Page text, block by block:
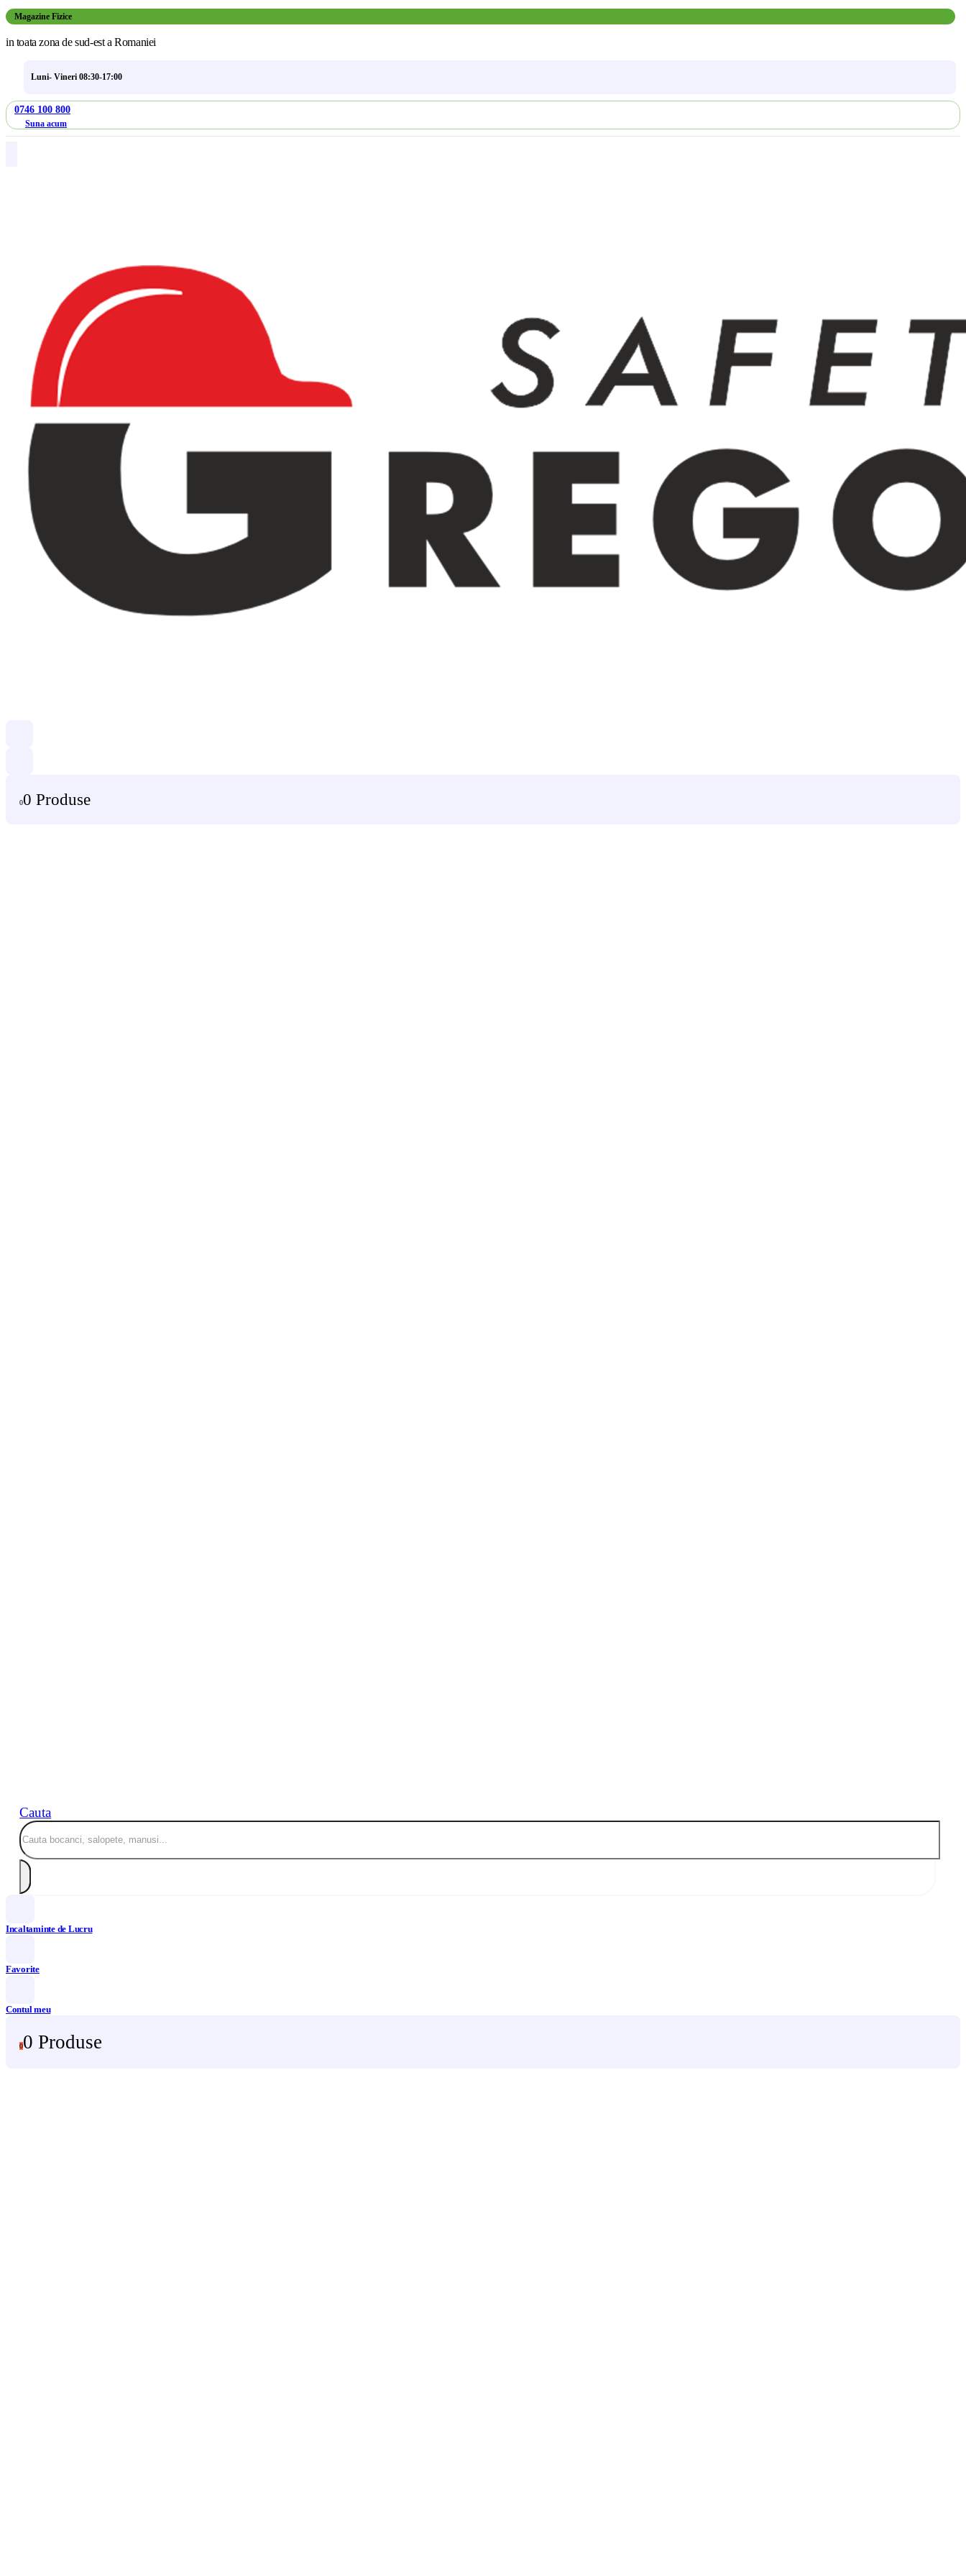
Magazine Fizice
in toata zona de sud-est a Romaniei
Luni- Vineri 08:30-17:00
0746 100 800
Suna acum
00 Produse
Cauta
Incaltaminte de Lucru
Favorite
Contul meu
00 Produse